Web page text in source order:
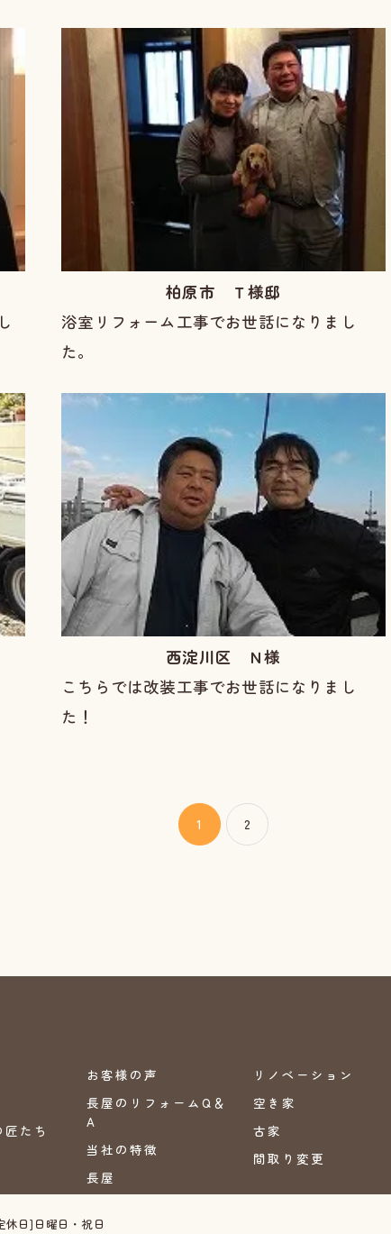
柏原市 Ｔ様邸
浴室リフォーム工事でお世話になりまし
た。
西淀川区 Ｎ様
こちらでは改装工事でお世話になりまし
た！
1 2
休日]日曜日・祝日
たち
お客様の声
長屋のリフォームQ＆
A
当社の特徴
長屋
リノベーション
空き家
古家
間取り変更